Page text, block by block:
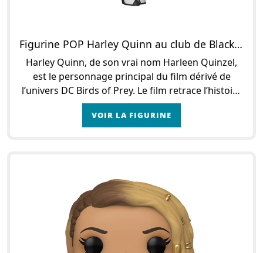
Figurine POP Harley Quinn au club de Black Mask
Harley Quinn, de son vrai nom Harleen Quinzel,
est le personnage principal du film dérivé de
l’univers DC Birds of Prey. Le film retrace l’histoire
de la petite amie du Joker alors que les deux
VOIR LA FIGURINE